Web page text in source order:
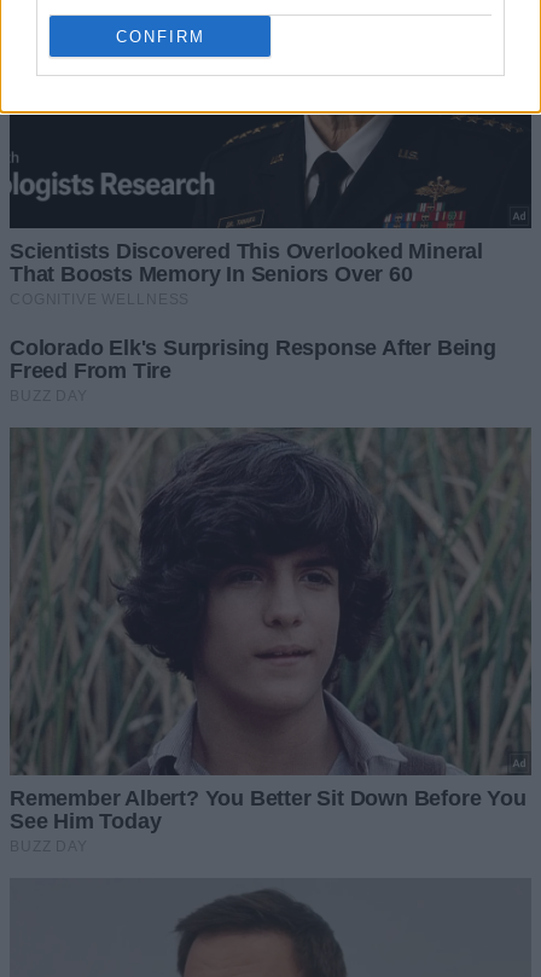
CONFIRM